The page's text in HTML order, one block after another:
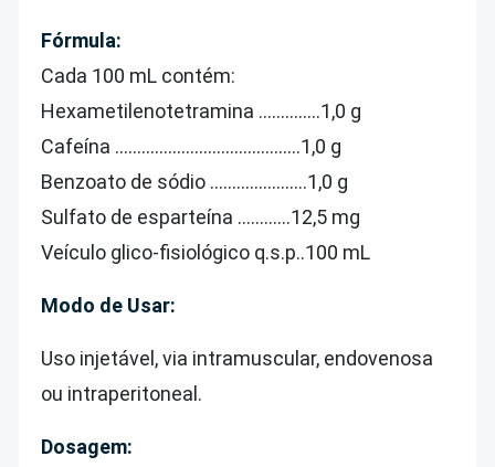
Fórmula:
Cada 100 mL contém:
Hexametilenotetramina …………..1,0 g
Cafeína ……………………………………1,0 g
Benzoato de sódio ………………….1,0 g
Sulfato de esparteína …………12,5 mg
Veículo glico-fisiológico q.s.p..100 mL
Modo de Usar:
Uso injetável, via intramuscular, endovenosa
ou intraperitoneal.
Dosagem: